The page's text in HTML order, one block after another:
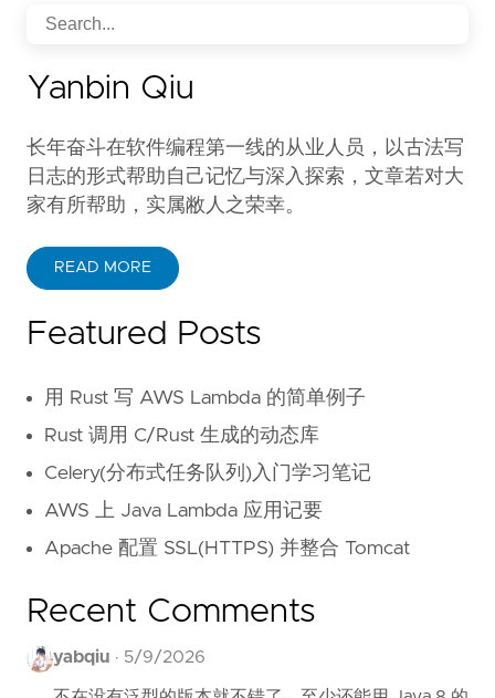
Yanbin Qiu
长年奋斗在软件编程第一线的从业人员，以古法写
日志的形式帮助自己记忆与深入探索，文章若对大
家有所帮助，实属敝人之荣幸。
READ MORE
Featured Posts
用 Rust 写 AWS Lambda 的简单例子
Rust 调用 C/Rust 生成的动态库
Celery(分布式任务队列)入门学习笔记
AWS 上 Java Lambda 应用记要
Apache 配置 SSL(HTTPS) 并整合 Tomcat
Recent Comments
yabqiu · 5/9/2026